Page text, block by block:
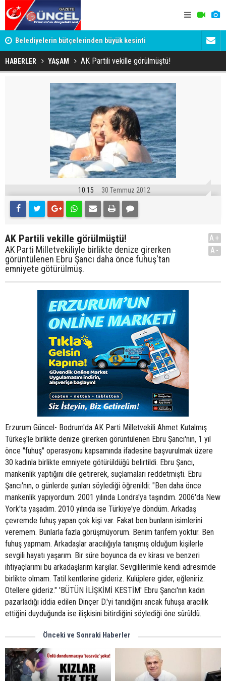
Belediyelerin bütçelerinden büyük kesinti
HABERLER YAŞAM AK Partili vekille görülmüştü!
10:15 30 Temmuz 2012
AK Partili vekille görülmüştü!
AK Parti Milletvekiliyle birlikte denize girerken
görüntülenen Ebru Şancı daha önce fuhuş'tan
emniyete götürülmüş.
A+
A-
Erzurum Güncel- Bodrum'da AK Parti Milletvekili Ahmet Kutalmış
Türkeş'le birlikte denize girerken görüntülenen Ebru Şancı'nın, 1 yıl
önce "fuhuş" operasyonu kapsamında ifadesine başvurulmak üzere
30 kadınla birlikte emniyete götürüldüğü belirtildi. Ebru Şancı,
mankenlik yaptığını dile getirerek, suçlamaları reddetmişti. Ebru
Şancı'nın, o günlerde şunları söylediği öğrenildi: "Ben daha önce
mankenlik yapıyordum. 2001 yılında Londra'ya taşındım. 2006'da New
York'ta yaşadım. 2010 yılında ise Türkiye'ye döndüm. Arkadaş
çevremde fuhuş yapan çok kişi var. Fakat ben bunların isimlerini
veremem. Bunlarla fazla görüşmüyorum. Benim tarifem yoktur. Ben
fuhuş yapmam. Arkadaşlar aracılığıyla tanışmış olduğum kişilerle
sevgili hayatı yaşarım. Bir süre boyunca da ev kirası ve benzeri
ihtiyaçlarımı bu arkadaşlarım karşılar. Sevgililerimle kendi adresimde
birlikte olmam. Tatil kentlerine gideriz. Kulüplere gider, eğleniriz.
Otellere gideriz." 'BÜTÜN İLİŞKİMİ KESTİM' Ebru Şancı'nın kadın
pazarladığı iddia edilen Dinçer D.'yi tanıdığını ancak fuhuşa aracılık
ettiğini duyduğunda ise ilişkisini bitirdiğini söylediği öne sürüldü.
Önceki ve Sonraki Haberler